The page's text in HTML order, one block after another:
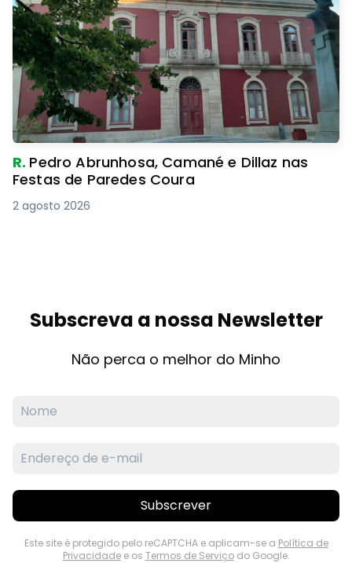
R. Pedro Abrunhosa, Camané e Dillaz nas
Festas de Paredes Coura
2 agosto 2026
Subscreva a nossa Newsletter
Não perca o melhor do Minho
Subscrever
Este site é protegido pelo reCAPTCHA e aplicam-se a Política de
Privacidadee os Termos de Serviçodo Google.